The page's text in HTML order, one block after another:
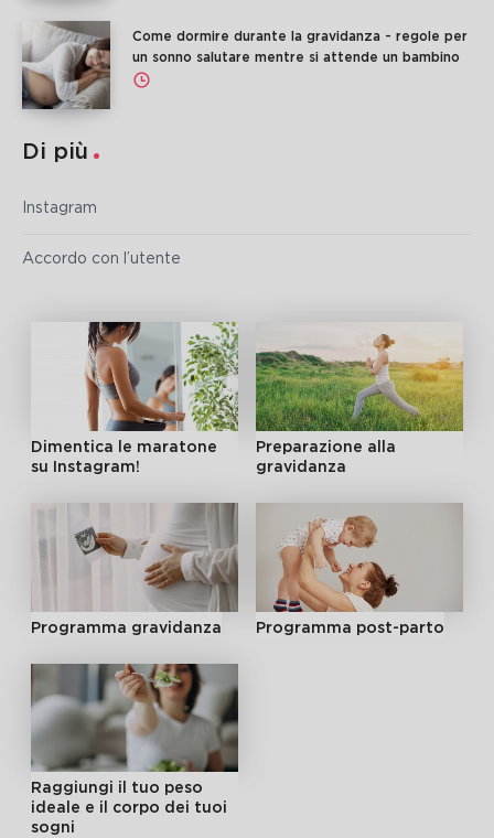
Come dormire durante la gravidanza - regole per
un sonno salutare mentre si attende un bambino
Di più
Instagram
Accordo con l’utente
Dimentica le maratone
su Instagram!
Preparazione alla
gravidanza
Programma gravidanza Programma post-parto
Raggiungi il tuo peso
ideale e il corpo dei tuoi
sogni